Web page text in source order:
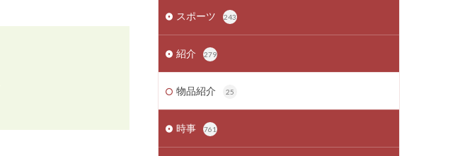
スポーツ 243
紹介 279
物品紹介 25
時事 761